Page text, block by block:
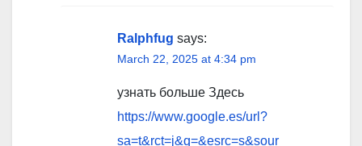
Ralphfug says:
March 22, 2025 at 4:34 pm
узнать больше Здесь
https://www.google.es/url?
sa=t&rct=j&q=&esrc=s&sour